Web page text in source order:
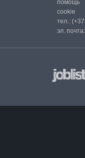
помощь
cookie
тел.:
эл.